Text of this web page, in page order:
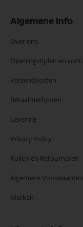
Algemene Info
Over ons
Openingstijden en
Verzendkosten
Betaalmethoden
Levering
Privacy Policy
Ruilen en Retourneren
Algemene Voorwaarden
Merken